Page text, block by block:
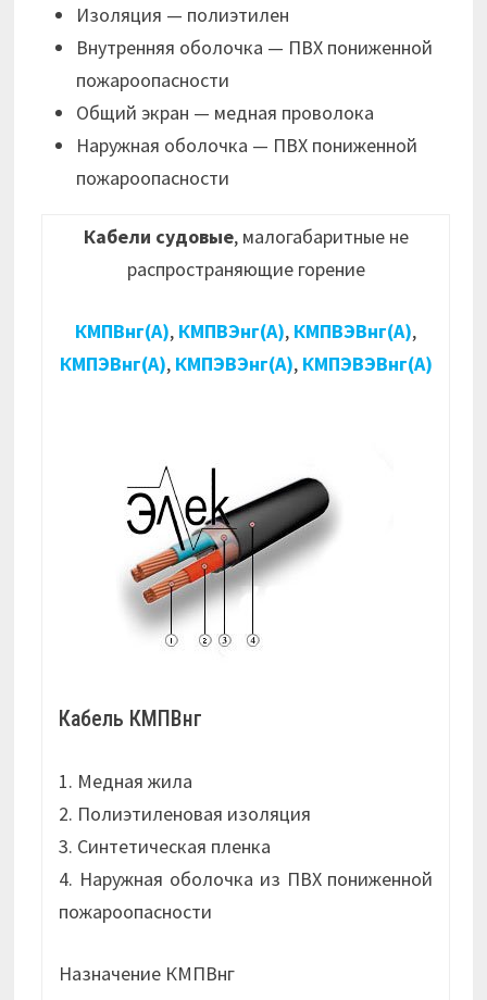
Изоляция — полиэтилен
Внутренняя оболочка — ПВХ пониженной
пожароопасности
Общий экран — медная проволока
Наружная оболочка — ПВХ пониженной
пожароопасности
Кабели судовые, малогабаритные не
распространяющие горение
КМПВнг(А), КМПВЭнг(А), КМПВЭВнг(А),
КМПЭВнг(А), КМПЭВЭнг(А), КМПЭВЭВнг(А)
Кабель КМПВнг
1. Медная жила
2. Полиэтиленовая изоляция
3. Синтетическая пленка
4. Наружная оболочка из ПВХ пониженной
пожароопасности
Назначение КМПВнг